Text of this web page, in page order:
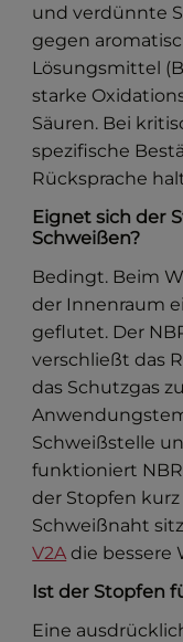
und verdünnte
gegen
Lösungsmittel
starke
Säuren. Bei
spezifische
Rücksprache
Eignet sich der
Schweißen?
Bedingt. Beim
der Innenraum
geflutet. Der
verschließt das
das Schutzgas
Schweißstelle
funktioniert
der Stopfen
Schweißnaht
V2A die bessere
Ist der Stopfen
Eine